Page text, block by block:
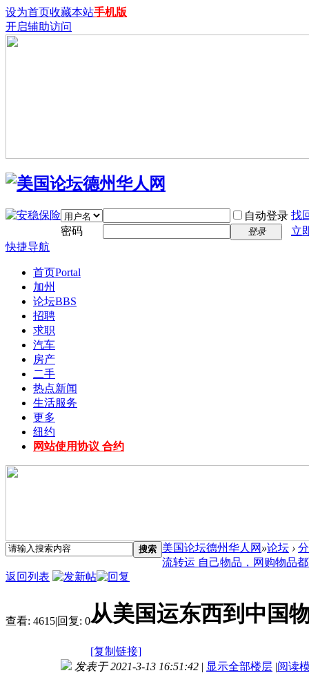
设为首页收藏本站手机版
开启辅助访问
自动登录 找
密码
登录
立
快捷导航
首页Portal
加州
论坛BBS
招聘
求职
汽车
房产
二手
热点新闻
生活服务
更多
纽约
网站使用协议 合约
搜索 美国论坛德州华人网 »论坛 ›
流转运 自己物品，网购物品
返回列表
查看: 4615|回复: 0从美国运东西到中国
[复制链接]
发表于 2021-3-13 16:51:42 | 显示全部楼层 |阅读